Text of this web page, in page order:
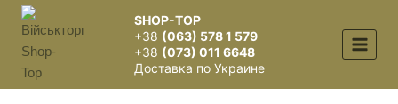
Перейти
содержимому
SHOP-TOP
+38 (063) 578 1 579
+38 (073) 011 6648
Доставка по Украине